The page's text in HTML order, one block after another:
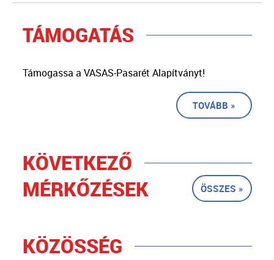
TÁMOGATÁS
Támogassa a VASAS-Pasarét Alapítványt!
TOVÁBB »
KÖVETKEZŐ
MÉRKŐZÉSEK
ÖSSZES »
KÖZÖSSÉG